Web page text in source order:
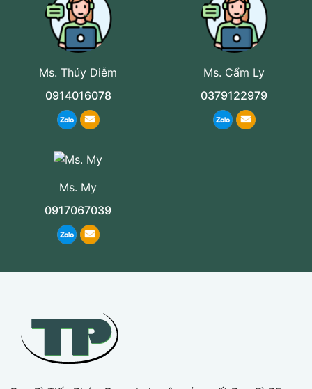
Ms. Thúy Diễm
0914016078
Ms. Cẩm Ly
0379122979
Ms. My
0917067039